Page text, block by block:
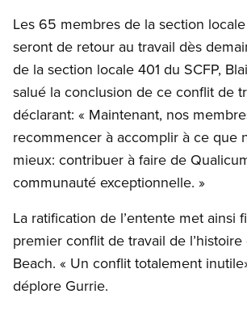
Les 65 membres de la section
seront de retour au travail dès
de la section locale 401 du SCFP,
salué la conclusion de ce conflit de
déclarant: « Maintenant, nos
recommencer à accomplir à ce que
mieux: contribuer à faire de
communauté exceptionnelle. »
La ratification de l’entente met ainsi
premier conflit de travail de
Beach. « Un conflit totalement
déplore Gurrie.